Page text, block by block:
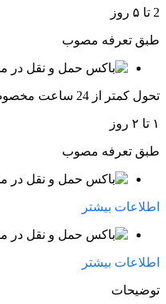
2 تا ۵ روز
طبق تعرفه مصوب
تحول کمتر از 24 ساعت مخصوص تهران
۱ تا ۲ روز
طبق تعرفه مصوب
اطلاعات بیشتر
اطلاعات بیشتر
توضیحات